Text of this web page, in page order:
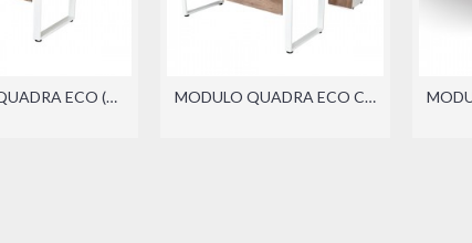
MODULO QUADRA ECO (DER./IZQ.) MODULO QUADRA ECO CON LIBRERO SOBREPONER (DER./IZQ.)